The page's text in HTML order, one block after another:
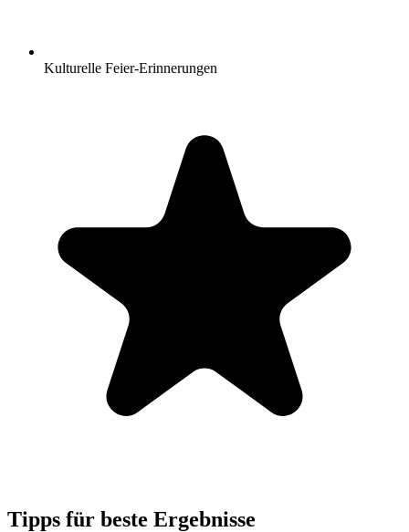
Kulturelle Feier-Erinnerungen
Tipps für beste Ergebnisse